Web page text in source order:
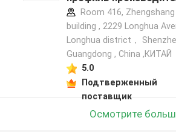
Room 416,
building , 2229 Longhua
Longhua district，
Guangdong , China ,КИТАЙ
5.0
Подтверженный
поставщик
Осмотрите